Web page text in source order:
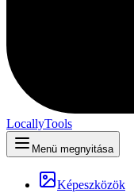
LocallyTools
Menü megnyitása
Képeszközök